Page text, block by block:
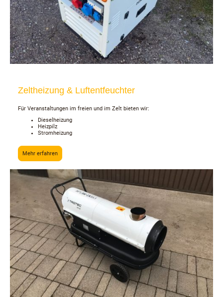
Zeltheizung & Luftentfeuchter
Für Veranstaltungen im freien und im Zelt bieten wir:
Dieselheizung
Heizpilz
Stromheizung
Mehr erfahren